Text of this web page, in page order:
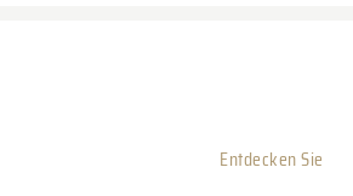
Entdecken Sie